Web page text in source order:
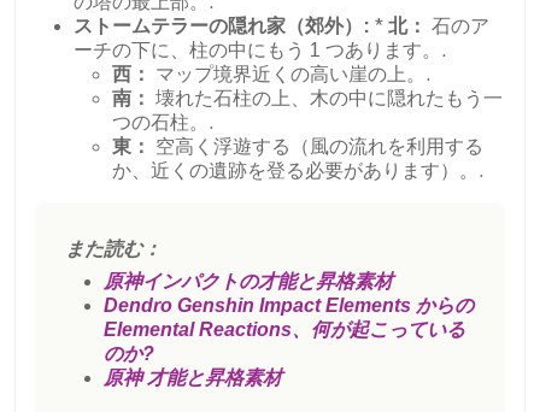
ストームテラーの隠れ家（郊外）: * 北： 石のア
ーチの下に、柱の中にもう 1 つあります。.
西：
マップ境界近くの高い崖の上。.
南： 壊れた石柱の上、木の中に隠れたもう一
つの石柱。.
東：
空高く浮遊する（風の流れを利用する
か、近くの遺跡を登る必要があります）。.
また読む：
原神インパクトの才能と昇格素材
Dendro Genshin Impact Elements からの
Elemental Reactions、何が起こっている
のか?
原神 才能と昇格素材